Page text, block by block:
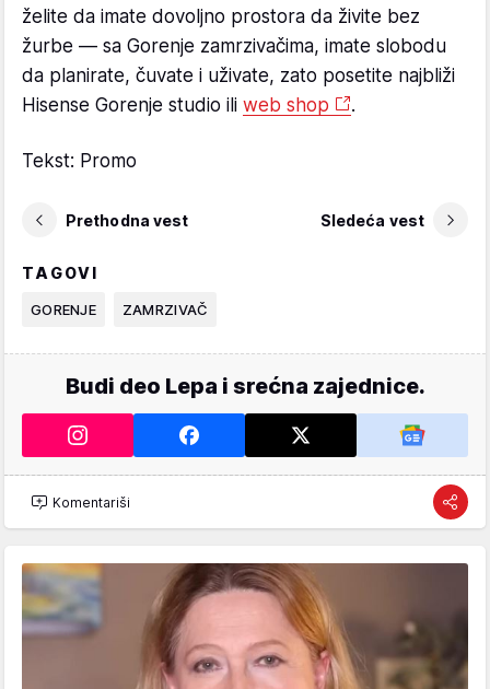
želite da imate dovoljno prostora da živite bez
žurbe — sa Gorenje zamrzivačima, imate slobodu
da planirate, čuvate i uživate, zato posetite najbliži
Hisense Gorenje studio ili web shop .
Tekst: Promo
Prethodna vest Sledeća vest
TAGOVI
GORENJE ZAMRZIVAČ
Budi deo Lepa i srećna zajednice.
Komentariši